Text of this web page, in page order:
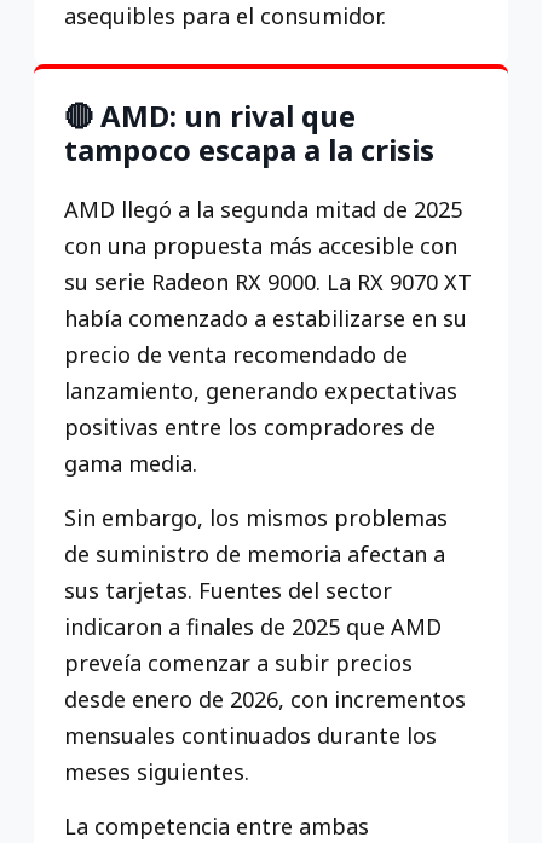
asequibles para el consumidor.
🔴 AMD: un rival que
tampoco escapa a la crisis
AMD llegó a la segunda mitad de 2025
con una propuesta más accesible con
su serie Radeon RX 9000. La RX 9070 XT
había comenzado a estabilizarse en su
precio de venta recomendado de
lanzamiento, generando expectativas
positivas entre los compradores de
gama media.
Sin embargo, los mismos problemas
de suministro de memoria afectan a
sus tarjetas. Fuentes del sector
indicaron a finales de 2025 que AMD
preveía comenzar a subir precios
desde enero de 2026, con incrementos
mensuales continuados durante los
meses siguientes.
La competencia entre ambas